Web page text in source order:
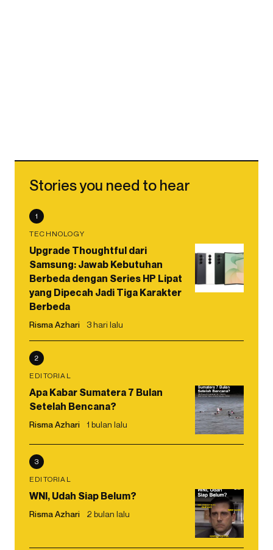
Stories you need to hear
1
TECHNOLOGY
Upgrade Thoughtful dari
Samsung: Jawab Kebutuhan
Berbeda dengan Series HP Lipat
yang Dipecah Jadi Tiga Karakter
Berbeda
Risma Azhari 3 hari lalu
2
EDITORIAL
Apa Kabar Sumatera 7 Bulan
Setelah Bencana?
Risma Azhari 1 bulan lalu
3
EDITORIAL
WNI, Udah Siap Belum?
Risma Azhari 2 bulan lalu